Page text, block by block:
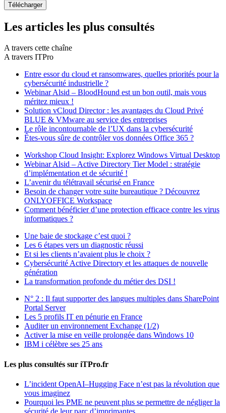
Les articles les plus consultés
A travers cette chaîne
A travers ITPro
Entre essor du cloud et ransomwares, quelles priorités pour la
cybersécurité industrielle ?
Webinar Alsid – BloodHound est un bon outil, mais vous
méritez mieux !
Solution vCloud Director : les avantages du Cloud Privé
BLUE & VMware au service des entreprises
Le rôle incontournable de l’UX dans la cybersécurité
Êtes-vous sûre de contrôler vos données Office 365 ?
Workshop Cloud Insight: Explorez Windows Virtual Desktop
Webinar Alsid – Active Directory Tier Model : stratégie
d’implémentation et de sécurité !
L’avenir du télétravail sécurisé en France
Besoin de changer votre suite bureautique ? Découvrez
ONLYOFFICE Workspace
Comment bénéficier d’une protection efficace contre les virus
informatiques ?
Une baie de stockage c’est quoi ?
Les 6 étapes vers un diagnostic réussi
Et si les clients n’avaient plus le choix ?
Cybersécurité Active Directory et les attaques de nouvelle
génération
La transformation profonde du métier des DSI !
N° 2 : Il faut supporter des langues multiples dans SharePoint
Portal Server
Les 5 profils IT en pénurie en France
Auditer un environnement Exchange (1/2)
Activer la mise en veille prolongée dans Windows 10
IBM i célèbre ses 25 ans
Les plus consultés sur iTPro.fr
L’incident OpenAI–Hugging Face n’est pas la révolution que
vous imaginez
Pourquoi les PME ne peuvent plus se permettre de négliger la
sécurité de leur parc d’imprimantes